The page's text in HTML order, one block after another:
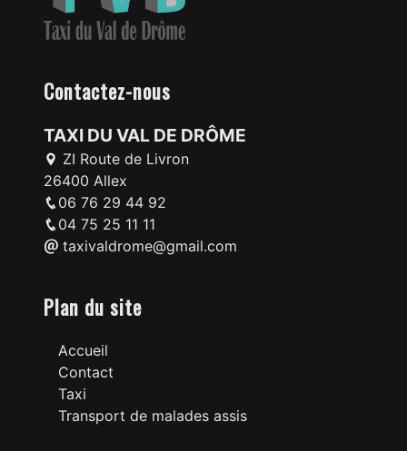
Contactez-nous
TAXI DU VAL DE DRÔME
ZI Route de Livron
26400 Allex
06 76 29 44 92
04 75 25 11 11
taxivaldrome@gmail.com
Plan du site
Accueil
Contact
Taxi
Transport de malades assis